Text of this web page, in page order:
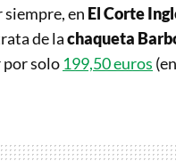
siempre, en El Corte
de lachaqueta
por solo 199,50 euros